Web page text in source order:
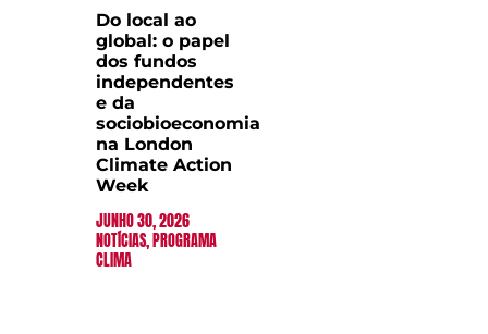
Do local ao
global: o papel
dos fundos
independentes
e da
sociobioeconomia
na London
Climate Action
Week
JUNHO 30, 2026
NOTÍCIAS,PROGRAMA
CLIMA